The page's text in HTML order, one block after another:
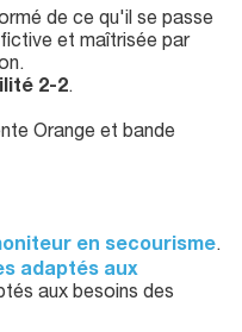
de ce qu'il se passe
et maîtrisée par
2-2.
Orange et bande
en secourisme.
adaptés aux
aux besoins des